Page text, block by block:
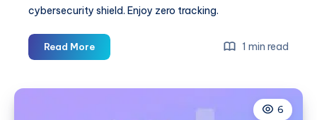
cybersecurity shield. Enjoy zero tracking.
Read MoreAI
Cyber
1 min read
6